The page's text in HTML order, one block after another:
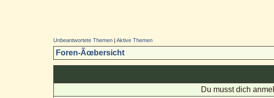
Unbeantwortete Themen| Aktive Themen
Foren-Ãœbersicht
Du musst dich